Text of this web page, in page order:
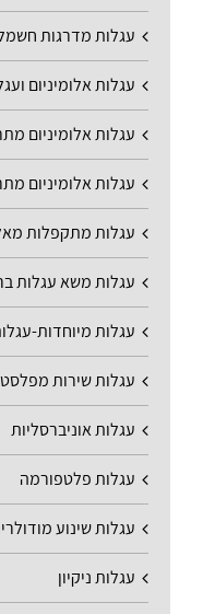
עגלות מדרגות
עגלות אלומיניום
עגלות אלומיניום
עגלות אלומיניום
עגלות מתקפלות
עגלות משא עגלות
עגלות מיוחדות-
עגלות שירות
עגלות אוניברסליות
עגלות פלטפורמה
עגלות שינוע
עגלות ניקיון